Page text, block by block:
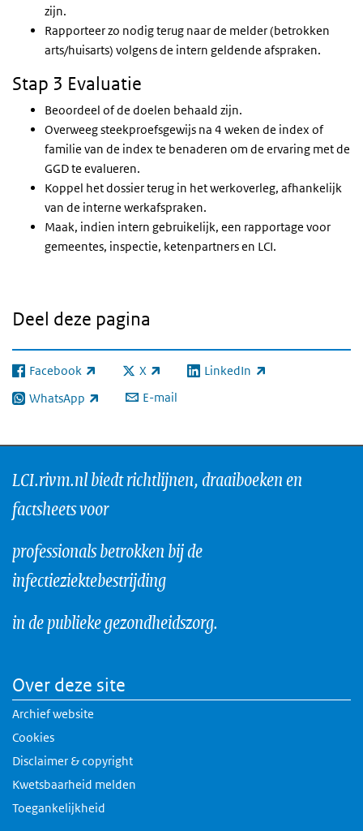
zijn.
Rapporteer zo nodig terug naar de melder (betrokken
arts/huisarts) volgens de intern geldende afspraken.
Stap 3 Evaluatie
Beoordeel of de doelen behaald zijn.
Overweeg steekproefsgewijs na 4 weken de index of
familie van de index te benaderen om de ervaring met de
GGD te evalueren.
Koppel het dossier terug in het werkoverleg, afhankelijk
van de interne werkafspraken.
Maak, indien intern gebruikelijk, een rapportage voor
gemeentes, inspectie, ketenpartners en LCI.
Deel deze pagina
Facebook
(externe link) X
(externe link) LinkedIn
(externe link)
WhatsApp
(externe link) E-mail
LCI.rivm.nl biedt richtlijnen, draaiboeken en
factsheets voor
professionals betrokken bij de
infectieziektebestrijding
in de publieke gezondheidszorg.
Over deze site
Archief website
Cookies
Disclaimer & copyright
Kwetsbaarheid melden
Toegankelijkheid